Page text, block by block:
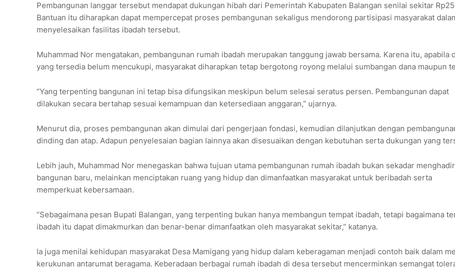
Pembangunan langgar tersebut mendapat dukungan hibah dari Pemerintah Kabupaten Balangan senilai sekitar
Bantuan itu diharapkan dapat mempercepat proses pembangunan sekaligus mendorong partisipasi masyarakat
menyelesaikan fasilitas ibadah tersebut.
Muhammad Nor mengatakan, pembangunan rumah ibadah merupakan tanggung jawab bersama. Karena itu, apabila
yang tersedia belum mencukupi, masyarakat diharapkan tetap bergotong royong melalui sumbangan dana maupun
“Yang terpenting bangunan ini tetap bisa difungsikan meskipun belum selesai seratus persen. Pembangunan dapat
dilakukan secara bertahap sesuai kemampuan dan ketersediaan anggaran,” ujarnya.
Menurut dia, proses pembangunan akan dimulai dari pengerjaan fondasi, kemudian dilanjutkan dengan
dinding dan atap. Adapun penyelesaian bagian lainnya akan disesuaikan dengan kebutuhan serta dukungan yang
Lebih jauh, Muhammad Nor menegaskan bahwa tujuan utama pembangunan rumah ibadah bukan sekadar
bangunan baru, melainkan menciptakan ruang yang hidup dan dimanfaatkan masyarakat untuk beribadah serta
memperkuat kebersamaan.
“Sebagaimana pesan Bupati Balangan, yang terpenting bukan hanya membangun tempat ibadah, tetapi bagaimana
ibadah itu dapat dimakmurkan dan benar-benar dimanfaatkan oleh masyarakat sekitar,” katanya.
Ia juga menilai kehidupan masyarakat Desa Mamigang yang hidup dalam keberagaman menjadi contoh baik dalam
kerukunan antarumat beragama. Keberadaan berbagai rumah ibadah di desa tersebut mencerminkan semangat